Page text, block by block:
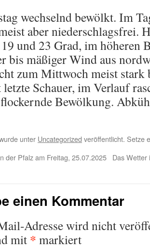
wechselnd bewölkt. Im
aber niederschlagsfrei.
und 23 Grad, im höheren
bis mäßiger Wind aus
zum Mittwoch meist stark
Schauer, im Verlauf
Bewölkung.
unter Uncategorized veröffentlicht. Setze
der Pfalz am Freitag, 25.07.2025 Das Wetter
einen Kommentar
Adresse wird nicht
mit * markiert